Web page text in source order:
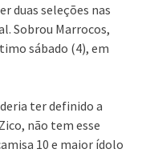
duas seleções nas
Sobrou Marrocos,
sábado (4), em
ter definido a
não tem esse
10 e maior ídolo